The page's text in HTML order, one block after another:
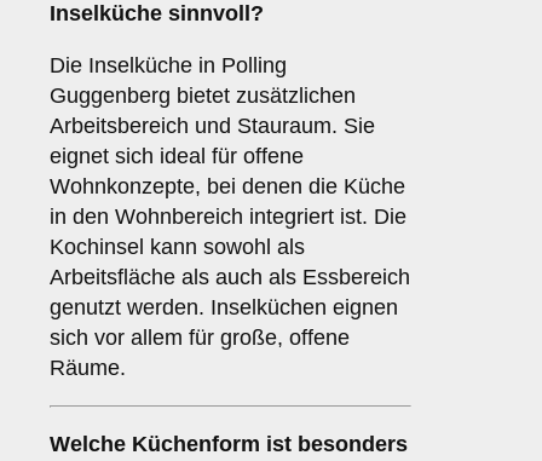
Inselküche sinnvoll?
Die Inselküche in Polling
Guggenberg bietet zusätzlichen
Arbeitsbereich und Stauraum. Sie
eignet sich ideal für offene
Wohnkonzepte, bei denen die Küche
in den Wohnbereich integriert ist. Die
Kochinsel kann sowohl als
Arbeitsfläche als auch als Essbereich
genutzt werden. Inselküchen eignen
sich vor allem für große, offene
Räume.
Welche Küchenform ist besonders